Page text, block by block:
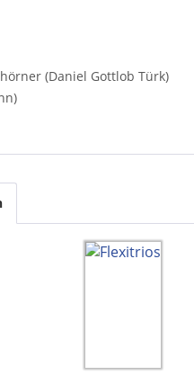
(Daniel Gottlob Türk)